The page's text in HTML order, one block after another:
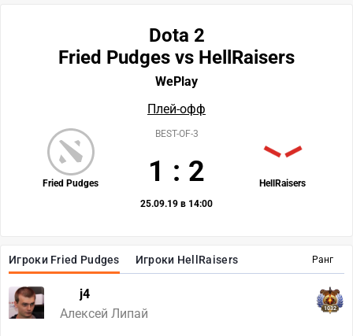
Ранг
Игроки Fried Pudges Игроки HellRaisers
j4
Алексей Липай
1032
Dota 2
Fried Pudges vs HellRaisers
WePlay
Плей-офф
Fried Pudges HellRaisers
BEST-OF-3
1 : 2
25.09.19 в 14:00